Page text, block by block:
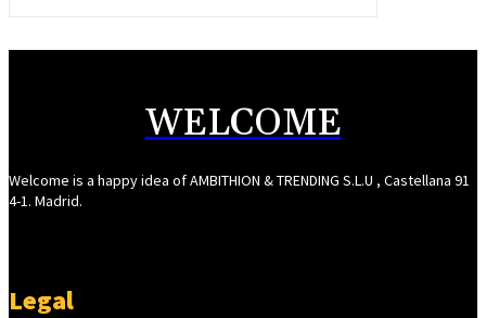
WELCOME
Welcome is a happy idea of AMBITHION & TRENDING S.L.U , Castellana 91
4-1. Madrid.
Legal